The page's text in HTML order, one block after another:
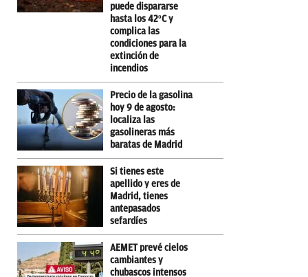
puede dispararse
hasta los 42ºC y
complica las
condiciones para la
extinción de
incendios
Precio de la gasolina
hoy 9 de agosto:
localiza las
gasolineras más
baratas de Madrid
Si tienes este
apellido y eres de
Madrid, tienes
antepasados
sefardíes
AEMET prevé cielos
cambiantes y
chubascos intensos